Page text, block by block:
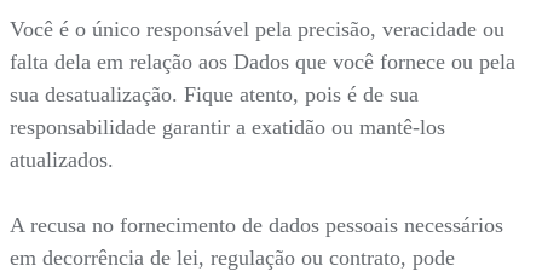
Você é o único responsável pela precisão, veracidade ou
falta dela em relação aos Dados que você fornece ou pela
sua desatualização. Fique atento, pois é de sua
responsabilidade garantir a exatidão ou mantê-los
atualizados.
A recusa no fornecimento de dados pessoais necessários
em decorrência de lei, regulação ou contrato, pode